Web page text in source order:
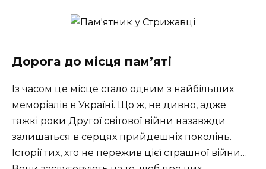
Дорога до місця пам’яті
Із часом це місце стало одним з найбільших
меморіалів в Україні. Що ж, не дивно, адже
тяжкі роки Другої світової війни назавжди
залишаться в серцях прийдешніх поколінь.
Історії тих, хто не пережив цієї страшної війни…